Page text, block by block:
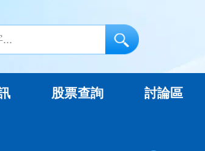
股票查詢 討論區